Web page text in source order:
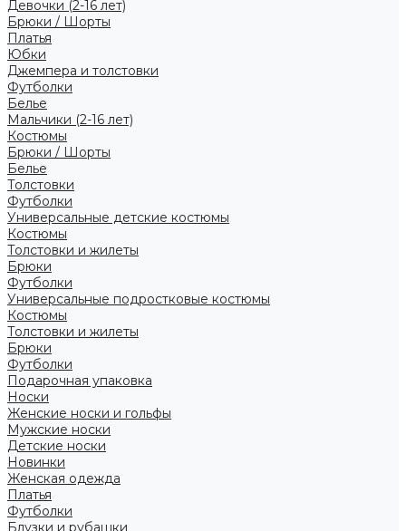
Девочки (2-16 лет)
Брюки / Шорты
Платья
Юбки
Джемпера и толстовки
Футболки
Белье
Мальчики (2-16 лет)
Костюмы
Брюки / Шорты
Белье
Толстовки
Футболки
Универсальные детские костюмы
Костюмы
Толстовки и жилеты
Брюки
Футболки
Универсальные подростковые костюмы
Костюмы
Толстовки и жилеты
Брюки
Футболки
Подарочная упаковка
Носки
Женские носки и гольфы
Мужские носки
Детские носки
Новинки
Женская одежда
Платья
Футболки
Блузки и рубашки